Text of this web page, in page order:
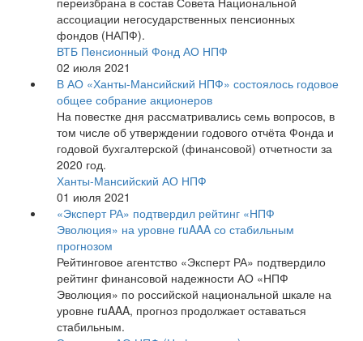
ассоциации негосударственных пенсионных
фондов (НАПФ).
ВТБ Пенсионный Фонд АО НПФ
02 июля 2021
В АО «Ханты-Мансийский НПФ» состоялось годовое
общее собрание акционеров
На повестке дня рассматривались семь вопросов, в
том числе об утверждении годового отчёта Фонда и
годовой бухгалтерской (финансовой) отчетности за
2020 год.
Ханты-Мансийский АО НПФ
01 июля 2021
«Эксперт РА» подтвердил рейтинг «НПФ
Эволюция» на уровне ruAAA со стабильным
прогнозом
Рейтинговое агентство «Эксперт РА» подтвердило
рейтинг финансовой надежности АО «НПФ
Эволюция» по российской национальной шкале на
уровне ruAAA, прогноз продолжает оставаться
стабильным.